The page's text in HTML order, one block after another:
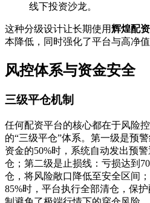
线下投资沙龙。
这种分级设计让长期使用辉煌配
本降低，同时强化了平台与高净值
风控体系与资金安全
三级平仓机制
任何配资平台的核心都在于风险控
的“三级平仓”体系。第一级是预
资金的50%时，系统自动发出预
仓；第二级是止损线：亏损达到
仓，将风险敞口降低至安全区间
85%时，平台执行全部清仓，保